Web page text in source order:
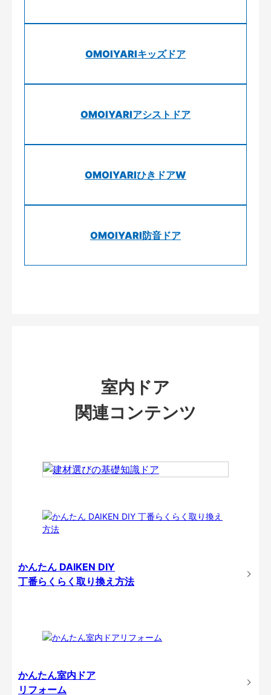
OMOIYARIキッズドア
OMOIYARIアシストドア
OMOIYARIひきドアW
OMOIYARI防音ドア
室内ドア
関連コンテンツ
かんたん DAIKEN DIY
丁番らくらく取り換え方法
かんたん室内ドア
リフォーム